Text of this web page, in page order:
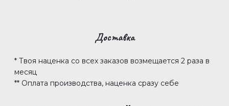
Доставка
* Твоя наценка со всех заказов возмещается 2 раза в
месяц
** Оплата производства, наценка сразу себе